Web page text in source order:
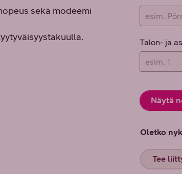
sekä modeemi
Talon- ja
Näytä
Oletko
Tee